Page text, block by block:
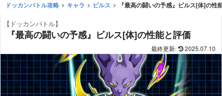
ドッカンバトル攻略 キャラ ビルス 『最高の闘いの予感』ビルス[体]の性
【ドッカンバトル】
『最高の闘いの予感』ビルス[体]の性能と評価
2025.07.10